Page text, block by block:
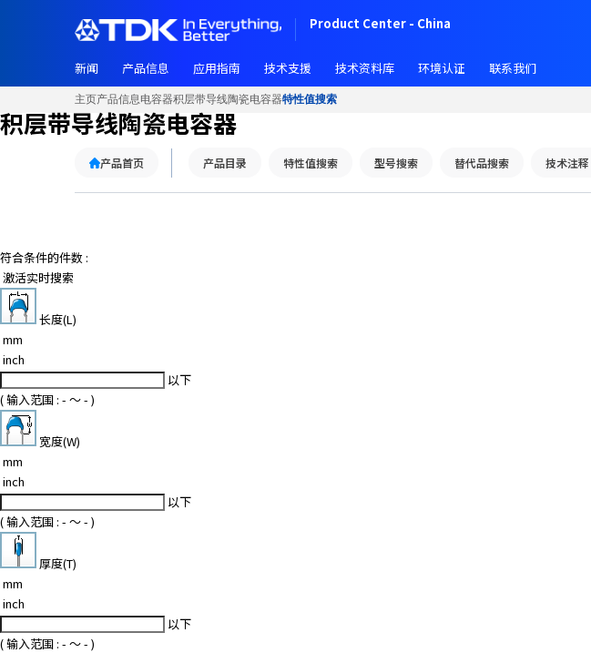
Product Center - China
新闻 产品信息 应用指南 技术支援 技术资料库 环境认证 联系我们
主页产品信息电容器积层带导线陶瓷电容器特性值搜索
积层带导线陶瓷电容器
产品首页 产品目录 特性值搜索 型号搜索 替代品搜索 技术注释
符合条件的件数 :
激活实时搜索
长度(L)
mm
inch
以下
( 输入范围 : - ～- )
宽度(W)
mm
inch
以下
( 输入范围 : - ～- )
厚度(T)
mm
inch
以下
( 输入范围 : - ～- )